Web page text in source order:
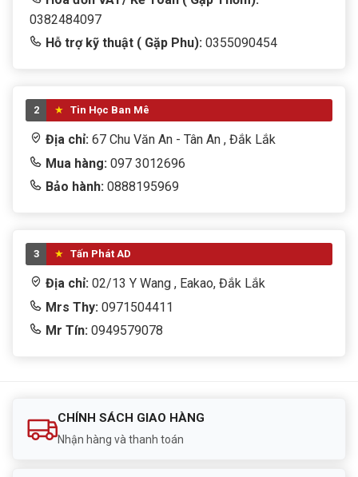
0382484097
Hỗ trợ kỹ thuật ( Gặp Phu): 0355090454
2 Tin Học Ban Mê
Địa chỉ: 67 Chu Văn An - Tân An , Đắk Lắk
Mua hàng: 097 3012696
Bảo hành: 0888195969
3 Tấn Phát AD
Địa chỉ: 02/13 Y Wang , Eakao, Đắk Lắk
Mrs Thy: 0971504411
Mr Tín: 0949579078
CHÍNH SÁCH GIAO HÀNG
Nhận hàng và thanh toán